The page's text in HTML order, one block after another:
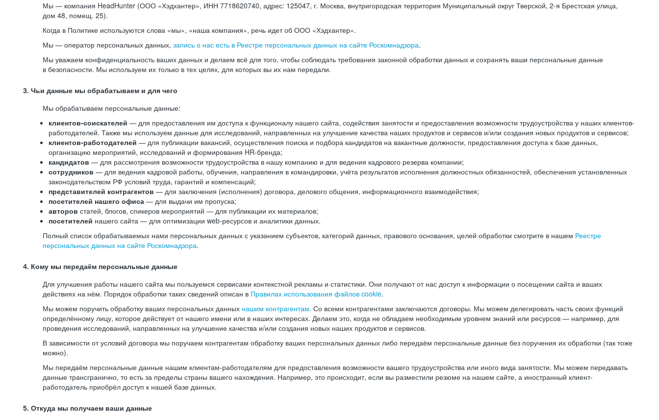
Мы — компания HeadHunter (ООО «Хэдхантер», ИНН 7718620740, адрес: 125047, г. Москва, внутригородская территория Муниципальный округ Тверской, 2-я Брестская улица,
дом 48, помещ. 25).
Когда в Политике используются слова «мы», «наша компания», речь идет об ООО «Хэдхантер».
Мы — оператор персональных данных, запись о нас есть в Реестре персональных данных на сайте Роскомнадзора.
Мы уважаем конфиденциальность ваших данных и делаем всё для того, чтобы соблюдать требования законной обработки данных и сохранять ваши персональные данные
в безопасности. Мы используем их только в тех целях, для которых вы их нам передали.
3. Чьи данные мы обрабатываем и для чего
Мы обрабатываем персональные данные:
клиентов-соискателей — для предоставления им доступа к функционалу нашего сайта, содействия занятости и предоставления возможности трудоустройства у наших клиентов-
работодателей. Также мы используем данные для исследований, направленных на улучшение качества наших продуктов и сервисов и/или создания новых продуктов и сервисов;
клиентов-работодателей — для публикации вакансий, осуществления поиска и подбора кандидатов на вакантные должности, предоставления доступа к базе данных,
организацию мероприятий, исследований и формирования HR-бренда;
кандидатов — для рассмотрения возможности трудоустройства в нашу компанию и для ведения кадрового резерва компании;
сотрудников — для ведения кадровой работы, обучения, направления в командировки, учёта результатов исполнения должностных обязанностей, обеспечения установленных
законодательством РФ условий труда, гарантий и компенсаций;
представителей контрагентов — для заключения (исполнения) договора, делового общения, информационного взаимодействия;
посетителей нашего офиса — для выдачи им пропуска;
авторов статей, блогов, спикеров мероприятий — для публикации их материалов;
посетителей нашего сайта — для оптимизации web-ресурсов и аналитики данных.
Полный список обрабатываемых нами персональных данных с указанием субъектов, категорий данных, правового основания, целей обработки смотрите в нашем Реестре
персональных данных на сайте Роскомнадзора.
4. Кому мы передаём персональные данные
Для улучшения работы нашего сайта мы пользуемся сервисами контекстной рекламы и статистики. Они получают от нас доступ к информации о посещении сайта и ваших
действиях на нём. Порядок обработки таких сведений описан в Правилах использования файлов cookie.
Мы можем поручить обработку ваших персональных данных нашим контрагентам. Со всеми контрагентами заключаются договоры. Мы можем делегировать часть своих функций
определённому лицу, которое действует от нашего имени или в наших интересах. Делаем это, когда не обладаем необходимым уровнем знаний или ресурсов — например, для
проведения исследований, направленных на улучшение качества и/или создания новых наших продуктов и сервисов.
В зависимости от условий договора мы поручаем контрагентам обработку ваших персональных данных либо передаём персональные данные без поручения их обработки (так тоже
можно).
Мы передаём персональные данные нашим клиентам-работодателям для предоставления возможности вашего трудоустройства или иного вида занятости. Мы можем передавать
данные трансгранично, то есть за пределы страны вашего нахождения. Например, это происходит, если вы разместили резюме на нашем сайте, а иностранный клиент-
работодатель приобрёл доступ к нашей базе данных.
5. Откуда мы получаем ваши данные